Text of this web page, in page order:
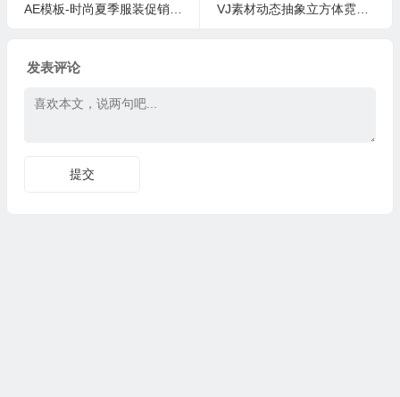
AE模板-时尚夏季服装促销宣传幻灯片
VJ素材动态抽象立方体霓虹城网格光线背景4K视频素材
发表评论